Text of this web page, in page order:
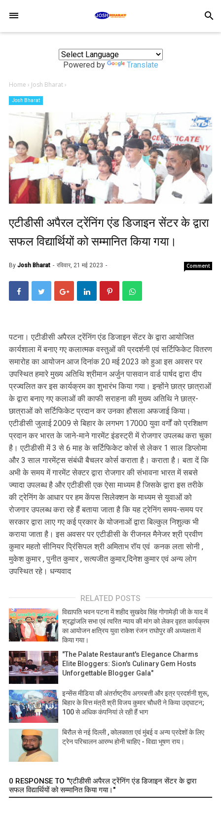
search
Powered by Translate
Home › Josh Bharat›
Josh Bharat
एटीडीसी अपैरल ट्रेंनिंग एंड डिजाइन सेंटर के द्वारा
सफल विद्यार्थियों को सम्मानित किया गया।
By Josh Bharat रविवार, 21 मई 2023 Comment
पटना। एटीडीसी अपैरल ट्रेंनिंग एंड डिजाइन सेंटर के द्वारा आयोजित
कार्यशाला में बनाए गए कलात्मक वस्तुओं की प्रदर्शनी एवं सर्टिफिकेट वितरण
समारोह का आयोजन आज दिनांक 20 मई 2023 को हुआ इस अवसर पर
उपस्थित हमारे मुख्य अतिथि श्रीमान अर्जुन पासवान वार्ड पार्षद द्वारा दीप
प्रज्वलित कर इस कार्यक्रम का शुभारंभ किया गया। इन्होंने छात्र छात्राओं
के द्वारा बनाए गए कलाओं की काफी सराहना की मुख्य अतिथि ने छात्र-
छात्राओं को सर्टिफिकेट प्रदान कर उनका हौसला अफजाई किया।
एटीडीसी जुलाई 2009 से बिहार के लगभग 17000 युवा वर्गों को प्रशिक्षण
प्रदान कर भारत के जाने-माने गारमेंट इंडस्ट्री में रोजगार उपलब्ध करा चुका
है। एटीडीसी में 3 से 6 माह के सर्टिफिकेट कोर्स से लेकर 1 साल डिप्लोमा
और 3 साल गारमेंट्स संबंधी बैचलर कोर्स कराता है। कराता है। बता दें कि
अभी के समय में गारमेंट सेक्टर द्वारा रोजगार की संभावना भारत में सबसे
ज्यादा उपलब्ध है और एटीडीसी एक ऐसा माध्यम है जिसके द्वारा इस तरीके
की ट्रेनिंग के आधार पर हम केंपस सिलेक्शन के माध्यम से युवाओं को
रोजगार उपलब्ध करा रहे हैं बताया जाता है कि यह ट्रेनिंग समय-समय पर
सरकार द्वारा लाए गए कई प्रकार के योजनाओं द्वारा बिल्कुल निशुल्क भी
कराया जाता है। इस अवसर पर एटीडीसी के रीजनल मैनेजर श्री प्रवीण
कुमार महतो सीनियर प्रिंसिपल श्री अमिताभ रॉय एवं कनक लता सोनी ,
मुकेश कुमार , पुनीत कुमार , सत्यजीत कुमार,दिनेश कुमार एवं अन्य लोग
उपस्थित रहे। धन्यवाद
RELATED POSTS
वि‌द्यापति भवन पटना में शहीद सुखदेव सिंह गोगामेड़ी जी के याद में
श्रद्धांजलि सभा एवं त्वरित न्याय की मांग को लेकर वृहत कार्यक्रम
का आयोजन क्षत्रिय युवा राकेश रंजन राघोपुर की अध्यक्षता में
किया गया।
"The Palate Restaurant's Elegance Charms
Elite Bloggers: Sion's Culinary Gem Hosts
Unforgettable Blogger Gala"
इन्सेंस मीडिया की अंतर्राष्ट्रीय अगरबत्ती और इत्र प्रदर्शनी शुरू,
बिहार के वित्त मंत्री श्री विजय कुमार चौधरी ने किया उद्घाटन;
100 से अधिक कंपनियां ले रही हैं भाग
बिरौल से नई दिल्ली , कोलकाता एवं मुंबई व अन्य प्रदेशों के लिए
ट्रेन परिचालन आरम्भ होनी चाहिए - विद्या भूषण राय।
0 RESPONSE TO "एटीडीसी अपैरल ट्रेंनिंग एंड डिजाइन सेंटर के द्वारा
सफल विद्यार्थियों को सम्मानित किया गया।"